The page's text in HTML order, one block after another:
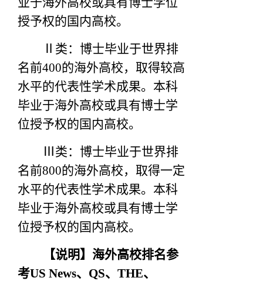
授予权的国内高校。
Ⅱ类：博士毕业于世界排
名前400的海外高校，取得较高
水平的代表性学术成果。本科
毕业于海外高校或具有博士学
位授予权的国内高校。
Ⅲ类：博士毕业于世界排
名前800的海外高校，取得一定
水平的代表性学术成果。本科
毕业于海外高校或具有博士学
位授予权的国内高校。
【说明】海外高校排名参
考US News、QS、THE、